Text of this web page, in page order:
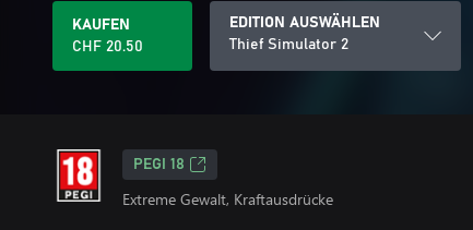
KAUFEN
CHF 20.50
EDITION AUSWÄHLEN
Thief Simulator 2
PEGI 18
Extreme Gewalt, Kraftausdrücke